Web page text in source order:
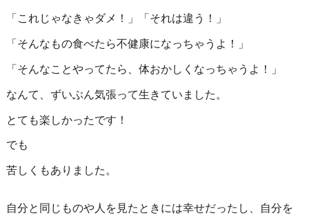
「これじゃなきゃダメ！」「それは違う！」
「そんなもの食べたら不健康になっちゃうよ！」
「そんなことやってたら、体おかしくなっちゃうよ！」
なんて、ずいぶん気張って生きていました。
とても楽しかったです！
でも
苦しくもありました。
自分と同じものや人を見たときには幸せだったし、自分を